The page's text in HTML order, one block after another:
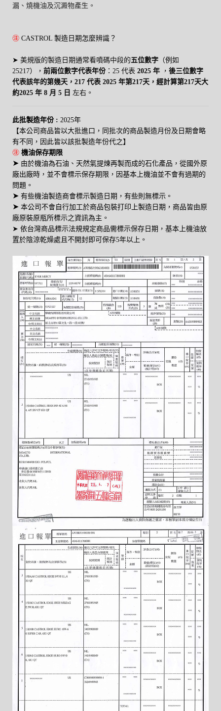
漏、燒機油及沉澱物產生。
㊟ CASTROL 製造日期怎麼辨識？
➤ 美規版的製造日期通常看噴碼中段的五位數字 （例如
25217）， 前兩位數字代表年份 ：25 代表 2025 年 ， 後三位數字
代表該年的第幾天，217 代表 2025 年第217天，經計算第217天大
約2025 年 8 月 5 日 左右。
此批製造年份 : 2025年
【本公司商品皆以大批進口，同批次的商品製造月份及日期會略
有不同，因此皆以該批製造年份代之】
㊟ 機油保存期限
➤ 由於機油為石油、天然氣提煉再製而成的石化產品，從國外原
廠出廠時，並不會標示保存期限，因基本上機油並不會有過期的
問題。
➤ 有些機油製造商會標示製造日期，有些則無標示。
➤ 本公司不會自行加工於商品包裝打印上製造日期，商品皆由原
廠原裝原瓶所標示之資訊為主。
➤ 依台灣商品標示法規規定商品需標示保存日期，基本上機油放
置於陰涼乾燥處且不開封即可保存5年以上。